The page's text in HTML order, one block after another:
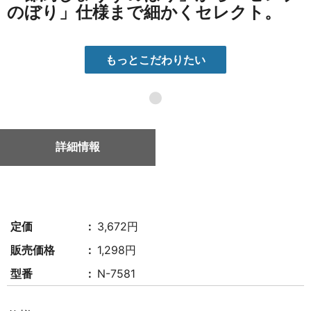
のぼり」仕様まで細かくセレクト。
もっとこだわりたい
●
詳細情報
定価
3,672円
販売価格
1,298円
型番
N-7581